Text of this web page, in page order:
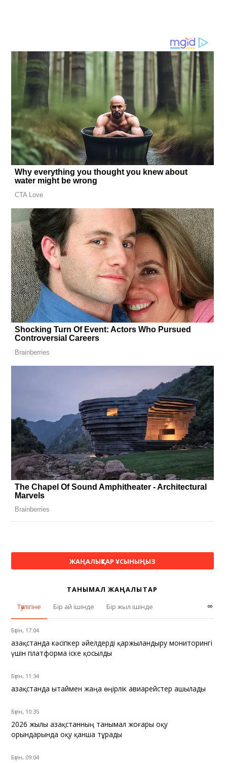
ЖАҢАЛЫҚТАР ҰСЫНЫҢЫЗ
ТАНЫМАЛ ЖАҢАЛЫҚТАР
Тәулігіне
Бір ай ішінде Бір жыл ішінде ∞
Бүгін, 17:04
Қазақстанда кәсіпкер әйелдерді қаржыландыру мониторингі
үшін платформа іске қосылды
Бүгін, 11:34
Қазақстанда Қытаймен жаңа өңірлік авиарейстер ашылады
Бүгін, 10:35
2026 жылы Қазақстанның танымал жоғары оқу
орындарында оқу қанша тұрады
Бүгін, 09:04